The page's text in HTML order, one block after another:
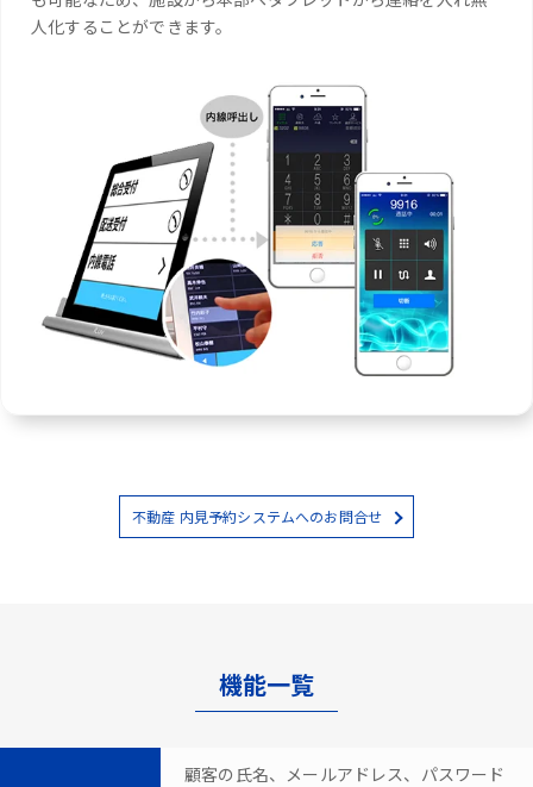
人化することができます。
不動産 内見予約システムへのお問合せ
機能一覧
顧客の氏名、メールアドレス、パスワード